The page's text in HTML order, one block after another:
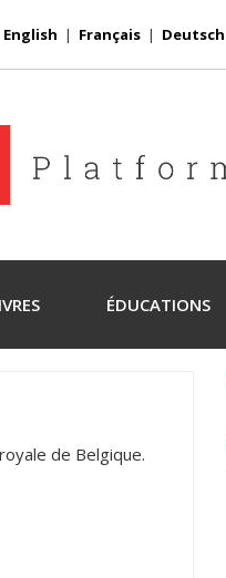
English | Français | Deutsch
ÉDUCATIONS
de Belgique.